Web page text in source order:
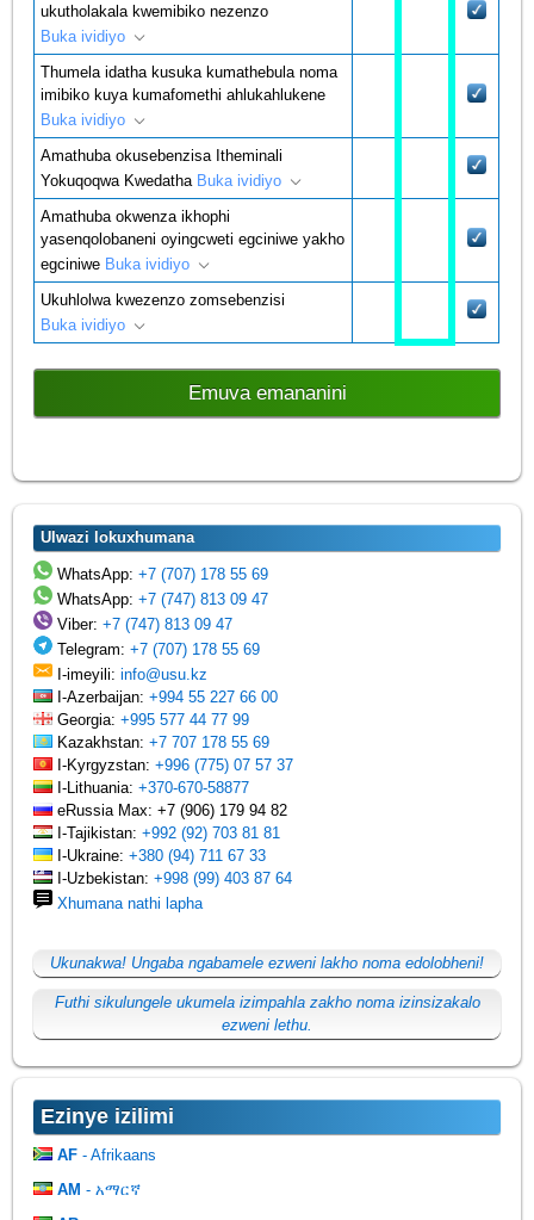
ukutholakala kwemibiko nezenzo
Buka ividiyo
Thumela idatha kusuka kumathebula noma
imibiko kuya kumafomethi ahlukahlukene
Buka ividiyo
Amathuba okusebenzisa Itheminali
Yokuqoqwa Kwedatha Buka ividiyo
Amathuba okwenza ikhophi
yasenqolobaneni oyingcweti egciniwe yakho
egciniwe Buka ividiyo
Ukuhlolwa kwezenzo zomsebenzisi
Buka ividiyo
Emuva emananini
Ulwazi lokuxhumana
WhatsApp:+7 (707) 178 55 69
WhatsApp:+7 (747) 813 09 47
Viber:+7 (747) 813 09 47
Telegram:+7 (707) 178 55 69
I-imeyili:info@usu.kz
I-Azerbaijan:+994 55 227 66 00
Georgia:+995 577 44 77 99
Kazakhstan:+7 707 178 55 69
I-Kyrgyzstan:+996 (775) 07 57 37
I-Lithuania:+370-670-58877
eRussia Max: +7 (906) 179 94 82
I-Tajikistan:+992 (92) 703 81 81
I-Ukraine:+380 (94) 711 67 33
I-Uzbekistan:+998 (99) 403 87 64
Xhumana nathi lapha
Ukunakwa! Ungaba ngabamele ezweni lakho noma edolobheni!
Futhi sikulungele ukumela izimpahla zakho noma izinsizakalo
ezweni lethu.
Ezinye izilimi
AF - Afrikaans
AM - አማርኛ